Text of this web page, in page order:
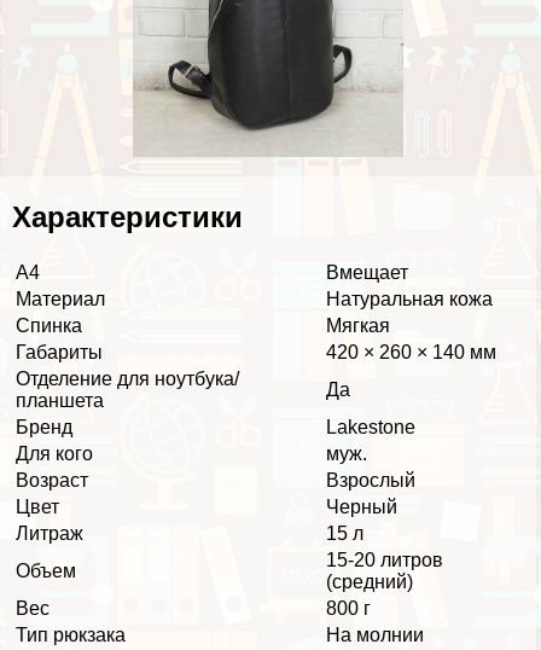
Хаpaктеристики
А4
Вмещает
Материал
Натуральная кожа
Спинка
Мягкая
Габариты
420 × 260 × 140 мм
Отделение для ноутбука/
планшета
Да
Бренд
Lakestone
Для кого
муж.
Возраст
Взрослый
Цвет
Черный
Литраж
15 л
Объем
15-20 литров
(средний)
Вес
800 г
Тип рюкзака
На молнии